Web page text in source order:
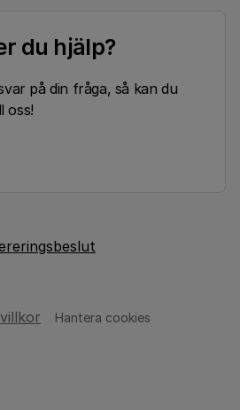
du hjälp?
på din fråga, så kan du
oss!
Hantera cookies